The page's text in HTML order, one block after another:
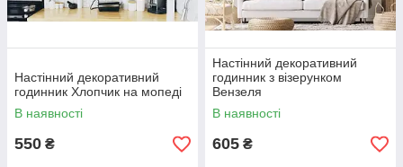
Настінний декоративний
годинник Хлопчик на мопеді
В наявності
550 ₴
Настінний декоративний
годинник з візерунком
Вензеля
В наявності
605 ₴